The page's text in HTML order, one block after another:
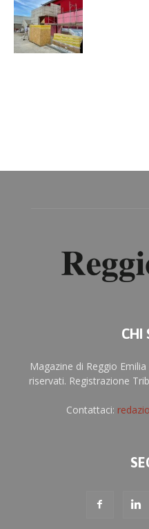
CHI
Magazine di Reggio
riservati. Registrazione
Contattaci: